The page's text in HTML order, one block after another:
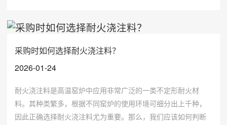
采购时如何选择耐火浇注料？
2026-01-24
耐火浇注料是高温窑炉中应用非常广泛的一类不定形耐火材
料。其种类繁多，根据不同窑炉的使用环境可细分出上千种，
因此正确选择耐火浇注料尤为重要。那么，我们应该如何判断